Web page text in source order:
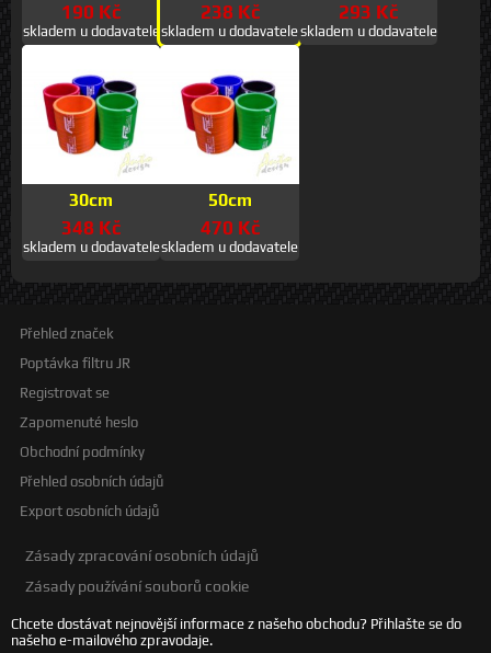
190 Kč
skladem u dodavatele
238 Kč
skladem u dodavatele
293 Kč
skladem u dodavatele
30cm
348 Kč
skladem u dodavatele
50cm
470 Kč
skladem u dodavatele
Přehled značek
Poptávka filtru JR
Registrovat se
Zapomenuté heslo
Obchodní podmínky
Přehled osobních údajů
Export osobních údajů
Zásady zpracování osobních údajů
Zásady používání souborů cookie
Chcete dostávat nejnovější informace z našeho obchodu? Přihlašte se do
našeho e-mailového zpravodaje.